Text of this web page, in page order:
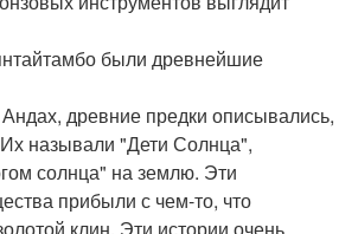
были древнейшие
древние предки описывались,
Их называли "Дети Солнца",
солнца" на землю. Эти
прибыли с чем-то, что